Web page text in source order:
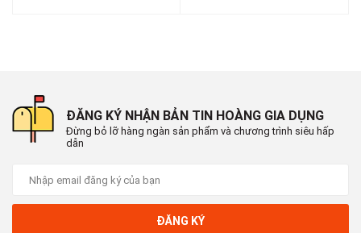
ĐĂNG KÝ NHẬN BẢN TIN HOÀNG GIA DỤNG
Đừng bỏ lỡ hàng ngàn sản phẩm và chương trình siêu hấp
dẫn
ĐĂNG KÝ